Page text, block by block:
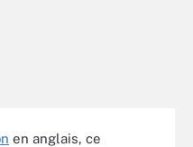
en anglais, ce